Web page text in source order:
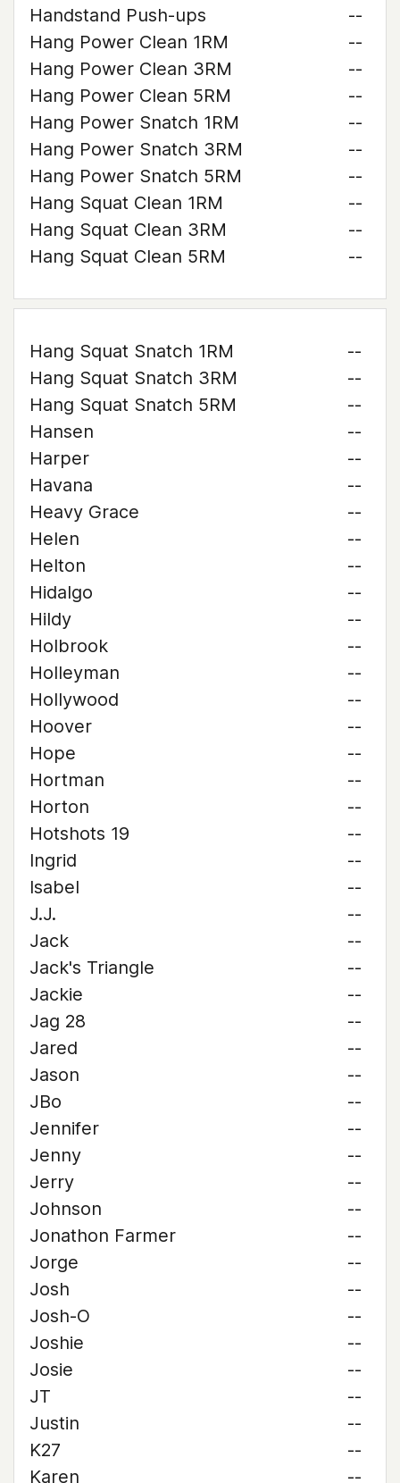
Handstand Push-ups
--
Hang Power Clean 1RM
--
Hang Power Clean 3RM
--
Hang Power Clean 5RM
--
Hang Power Snatch 1RM
--
Hang Power Snatch 3RM
--
Hang Power Snatch 5RM
--
Hang Squat Clean 1RM
--
Hang Squat Clean 3RM
--
Hang Squat Clean 5RM
--
Hang Squat Snatch 1RM
--
Hang Squat Snatch 3RM
--
Hang Squat Snatch 5RM
--
Hansen
--
Harper
--
Havana
--
Heavy Grace
--
Helen
--
Helton
--
Hidalgo
--
Hildy
--
Holbrook
--
Holleyman
--
Hollywood
--
Hoover
--
Hope
--
Hortman
--
Horton
--
Hotshots 19
--
Ingrid
--
Isabel
--
J.J.
--
Jack
--
Jack's Triangle
--
Jackie
--
Jag 28
--
Jared
--
Jason
--
JBo
--
Jennifer
--
Jenny
--
Jerry
--
Johnson
--
Jonathon Farmer
--
Jorge
--
Josh
--
Josh-O
--
Joshie
--
Josie
--
JT
--
Justin
--
K27
--
Karen
--